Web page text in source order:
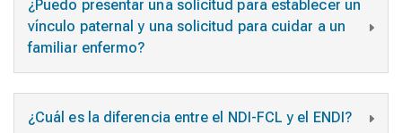
¿Puedo presentar una solicitud para establecer un
vínculo paternal y una solicitud para cuidar a un
familiar enfermo?
¿Cuál es la diferencia entre el NDI-FCL y el ENDI?